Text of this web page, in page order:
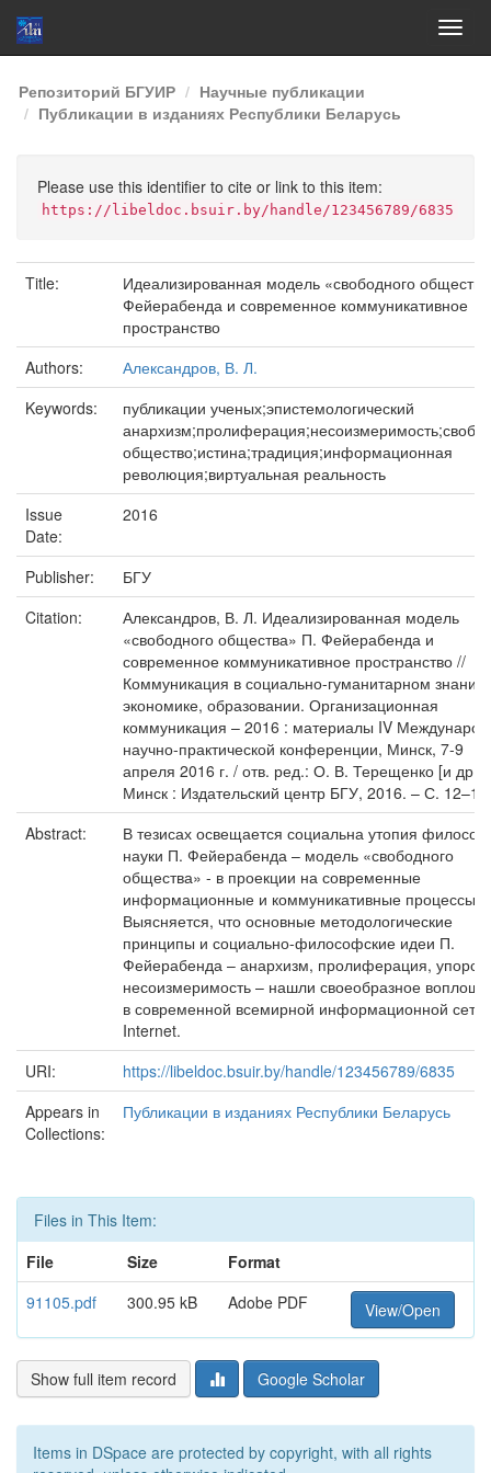
Skip
navigation
Репозиторий БГУИР
Научные публикации
Публикации в изданиях Республики Беларусь
Please use this identifier to cite or link to this item:
https://libeldoc.bsuir.by/handle/123456789/6835
Title:
Идеализированная модель «свободного
Фейерабенда и современное коммуникативное
пространство
Authors:
Александров, В. Л.
Keywords:
публикации ученых;эпистемологический
общество;истина;традиция;информационная
революция;виртуальная реальность
Issue
Date:
2016
Publisher:
БГУ
Citation:
Александров, В. Л. Идеализированная модель
«свободного общества» П. Фейерабенда и
современное коммуникативное пространство //
Коммуникация в социально-гуманитарном знании,
экономике, образовании. Организационная
коммуникация – 2016 : материалы IV
научно-практической конференции, Минск, 7-9
апреля 2016 г. / отв. ред.: О. В. Терещенко [и др.].
Минск : Издательский центр БГУ, 2016. – С. 12–15.
Abstract:
В тезисах освещается социальна утопия
науки П. Фейерабенда – модель «свободного
общества» - в проекции на современные
информационные и коммуникативные процессы.
Выясняется, что основные методологические
принципы и социально-философские идеи П.
Фейерабенда – анархизм, пролиферация,
несоизмеримость – нашли своеобразное
в современной всемирной информационной сети
Internet.
URI:
https://libeldoc.bsuir.by/handle/123456789/6835
Appears in
Collections:
Публикации в изданиях Республики Беларусь
Files in This Item:
File
Size
Format
91105.pdf
300.95 kB Adobe PDF View/Open
Show full item record Google Scholar
Items in DSpace are protected by copyright, with all rights